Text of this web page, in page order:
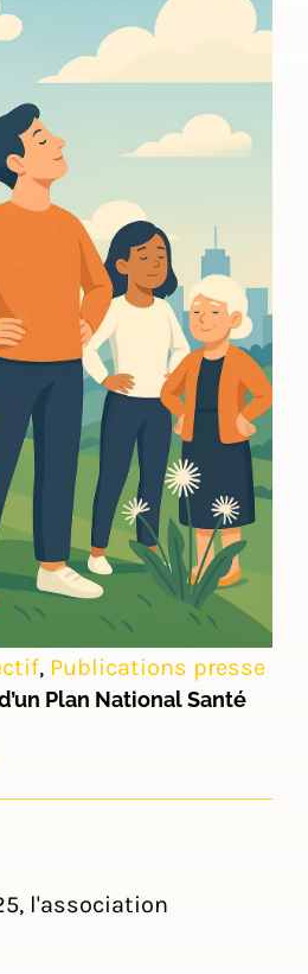
, Publications presse
Plan National Santé
l'association